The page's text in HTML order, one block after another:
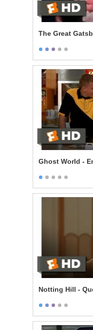
The Great
Ghost World -
Notting Hill -